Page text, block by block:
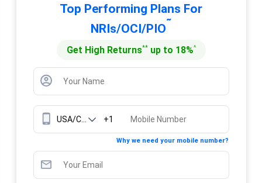
Top Performing Plans For
NRIs/OCI/PIO˜
Get High Returns**up to 18%^
+1
Why we need your mobile number?